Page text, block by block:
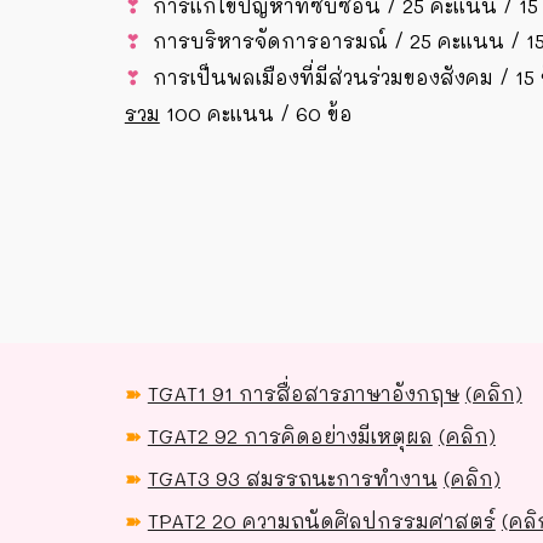
❣
การแก้ไขปัญหาที่ซับซ้อน / 25 คะแนน /
❣ การบริหารจัดการอารมณ์ / 25 คะแนน /
❣ การเป็นพลเมืองที่มีส่วนร่วมของสังคม / 15
รวม 100 คะแนน / 60 ข้อ
➽ TGAT1 91 การสื่อสารภาษาอังกฤษ (คลิก)
➽ TGAT2 92 การคิดอย่างมีเหตุผล (คลิก)
➽ TGAT3 93 สมรรถนะการทำงาน (คลิก)
➽ TPAT2 20 ความถนัดศิลปกรรมศาสตร์ (คลิ